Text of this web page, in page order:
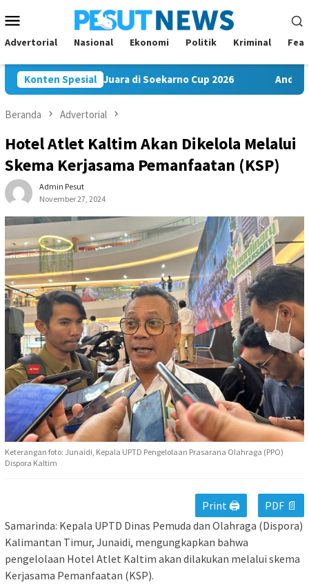
ke
kontenMobile
Advertorial Nasional Ekonomi Politik Kriminal
Konten Spesial
Bawa Misi Juara di Soekarno Cup 2026 Andi Satya
Beranda Advertorial
Hotel Atlet Kaltim Akan Dikelola Melalui
Skema Kerjasama Pemanfaatan (KSP)
Admin Pesut
November 27, 2024
Keterangan foto: Junaidi, Kepala UPTD Pengelolaan Prasarana Olahraga (PPO)
Dispora Kaltim
Print 🖨
PDF 📄
Samarinda: Kepala UPTD Dinas Pemuda dan Olahraga (Dispora)
Kalimantan Timur, Junaidi, mengungkapkan bahwa
pengelolaan Hotel Atlet Kaltim akan dilakukan melalui skema
Kerjasama Pemanfaatan (KSP).